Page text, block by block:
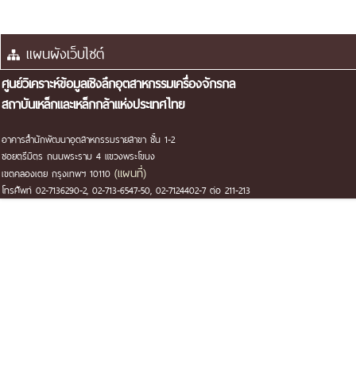
แผนผังเว็บไซต์
ศูนย์วิเคราะห์ข้อมูลเชิงลึกอุตสาหกรรมเครื่องจักรกล
สถาบันเหล็กและเหล็กกล้าแห่งประเทศไทย
อาคารสำนักพัฒนาอุตสาหกรรมรายสาขา ชั้น 1-2
ซอยตรีมิตร ถนนพระราม 4 แขวงพระโขนง
เขตคลองเตย กรุงเทพฯ 10110 (แผนที่)
โทรศัพท์ 02-7136290-2, 02-713-6547-50, 02-7124402-7 ต่อ 211-213